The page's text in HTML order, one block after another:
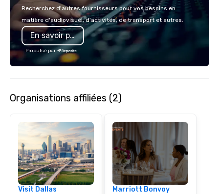
Recherchez d'autres fournisseurs pour vos besoins en
matière d'audiovisuel, d'activités, de transport et autres.
En savoir plus
Propulsé par
Organisations affiliées (2)
Visit Dallas
Marriott Bonvoy